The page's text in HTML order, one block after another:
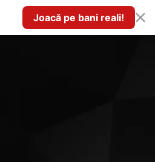
Joacă pe bani reali!